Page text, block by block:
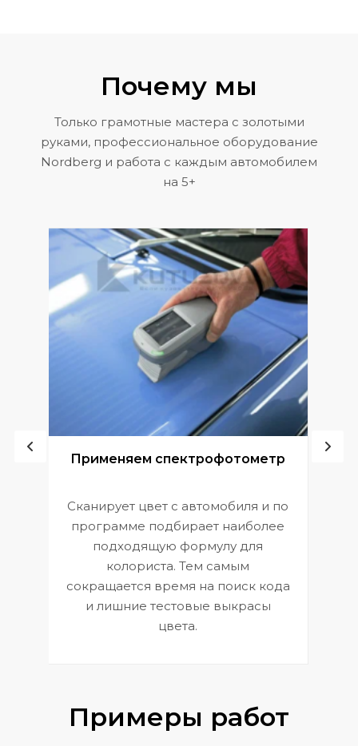
Почему мы
Только грамотные мастера с золотыми
руками, профессиональное оборудование
Nordberg и работа с каждым автомобилем
на 5+
Применяем спектрофотометр
Сканирует цвет с автомобиля и по
программе подбирает наиболее
подходящую формулу для
колориста. Тем самым
сокращается время на поиск кода
и лишние тестовые выкрасы
цвета.
Примеры работ